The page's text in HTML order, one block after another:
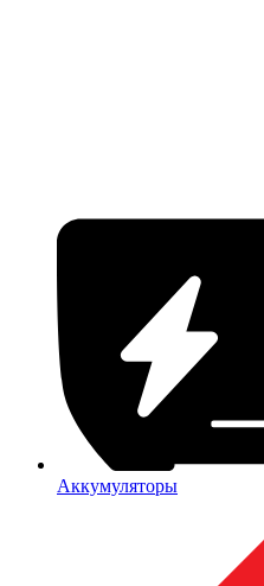
Аккумуляторы